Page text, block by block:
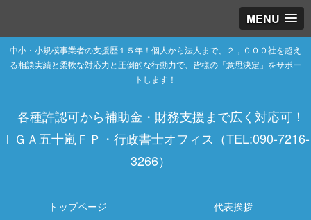
MENU
中小・小規模事業者の支援歴１５年！個人から法人まで、２，０００社を超え
る相談実績と柔軟な対応力と圧倒的な行動力で、皆様の「意思決定」をサポー
トします！
各種許認可から補助金・財務支援まで広く対応可！
ＩＧＡ五十嵐ＦＰ・行政書士オフィス（TEL:090-7216-
3266）
トップページ
代表挨拶